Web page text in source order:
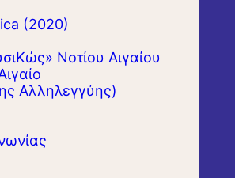
(2020)
Νοτίου Αιγαίου
Αλληλεγγύης)